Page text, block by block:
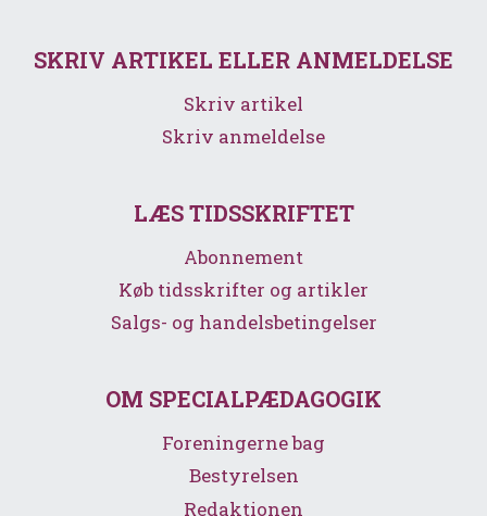
SKRIV ARTIKEL ELLER ANMELDELSE
Skriv artikel
Skriv anmeldelse
LÆS TIDSSKRIFTET
Abonnement
Køb tidsskrifter og artikler
Salgs- og handelsbetingelser
OM SPECIALPÆDAGOGIK
Foreningerne bag
Bestyrelsen
Redaktionen